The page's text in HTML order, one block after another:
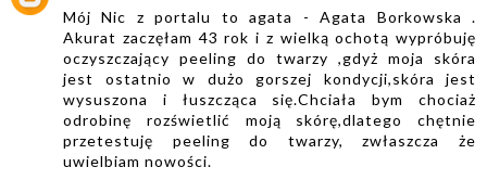
Mój Nic z portalu to agata - Agata Borkowska .
Akurat zaczęłam 43 rok i z wielką ochotą wypróbuję
oczyszczający peeling do twarzy ,gdyż moja skóra
jest ostatnio w dużo gorszej kondycji,skóra jest
wysuszona i łuszcząca się.Chciała bym chociaż
odrobinę rozświetlić moją skórę,dlatego chętnie
przetestuję peeling do twarzy, zwłaszcza że
uwielbiam nowości.